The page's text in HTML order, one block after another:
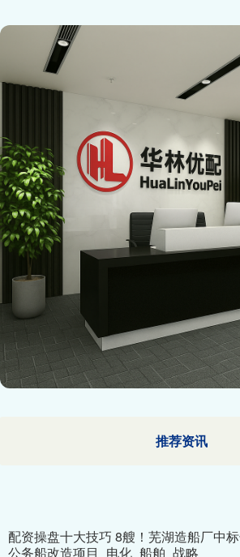
推荐资讯
配资操盘十大技巧 8艘！芜湖造船厂中
公务船改造项目_电化_船舶_战略